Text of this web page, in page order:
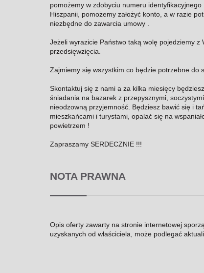
pomożemy w zdobyciu numeru
Hiszpanii, pomożemy założyć konto, a w razie
niezbędne do zawarcia umowy .
Jeżeli wyrazicie Państwo taką wolę pojedziemy
przedsięwzięcia.
Zajmiemy się wszystkim co będzie potrzebne do
Skontaktuj się z nami a za kilka miesięcy
śniadania na bazarek z przepysznymi,
nieodzowną przyjemność. Będziesz bawić się i
mieszkańcami i turystami, opalać się na
powietrzem !
Zapraszamy SERDECZNIE !!!
NOTA PRAWNA
Opis oferty zawarty na stronie internetowej
uzyskanych od właściciela, może podlegać